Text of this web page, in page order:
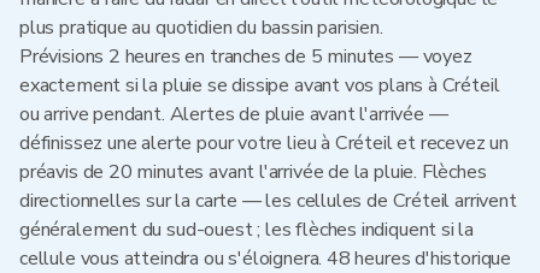
plus pratique au quotidien du bassin parisien.
Prévisions 2 heures en tranches de 5 minutes — voyez
exactement si la pluie se dissipe avant vos plans à Créteil
ou arrive pendant. Alertes de pluie avant l'arrivée —
définissez une alerte pour votre lieu à Créteil et recevez un
préavis de 20 minutes avant l'arrivée de la pluie. Flèches
directionnelles sur la carte — les cellules de Créteil arrivent
généralement du sud-ouest ; les flèches indiquent si la
cellule vous atteindra ou s'éloignera. 48 heures d'historique